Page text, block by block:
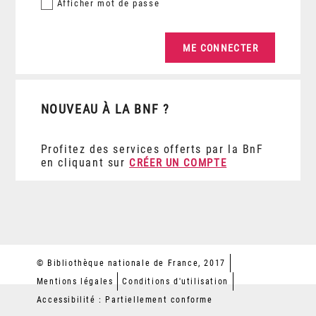
Afficher mot de passe
NOUVEAU À LA BNF ?
Profitez des services offerts par la BnF
en cliquant sur CRÉER UN COMPTE
© Bibliothèque nationale de France, 2017
Mentions légales
Conditions d'utilisation
Accessibilité : Partiellement conforme